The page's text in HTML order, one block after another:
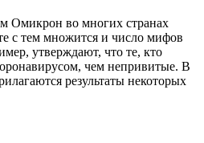
Омикрон во многих странах
с тем множится и число мифов
утверждают, что те, кто
чем непривитые. В
результаты некоторых